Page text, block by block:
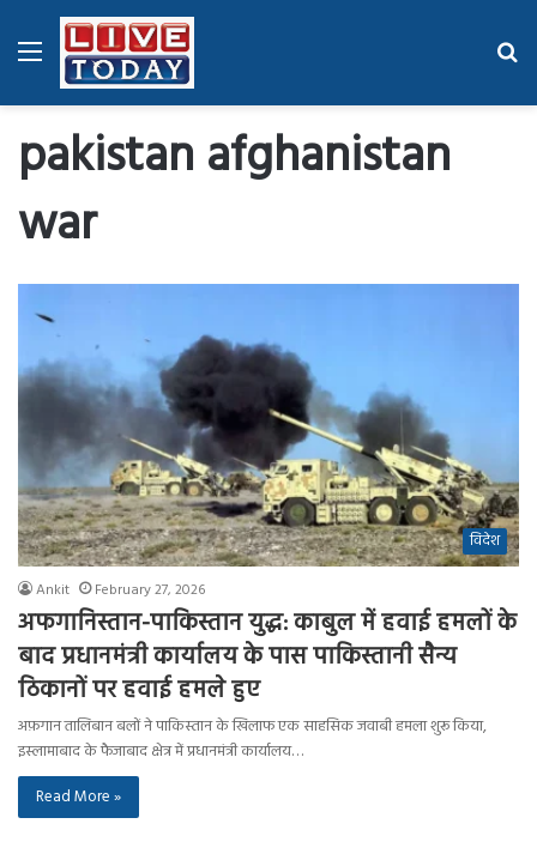
Menu
pakistan afghanistan
war
विदेश
Ankit February 27, 2026
अफगानिस्तान-पाकिस्तान युद्ध: काबुल में हवाई हमलों के
बाद प्रधानमंत्री कार्यालय के पास पाकिस्तानी सैन्य
ठिकानों पर हवाई हमले हुए
अफ़गान तालिबान बलों ने पाकिस्तान के खिलाफ एक साहसिक जवाबी हमला शुरू किया,
इस्लामाबाद के फैजाबाद क्षेत्र में प्रधानमंत्री कार्यालय…
Read More »